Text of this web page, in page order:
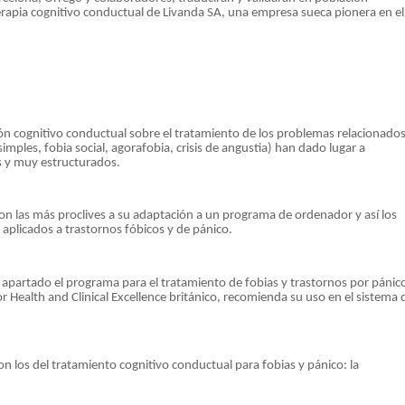
cognitivo conductual de Livanda SA, una empresa sueca pionera en el
cognitivo conductual sobre el tratamiento de los problemas relacionados
fobia social, agorafobia, crisis de angustia) han dado lugar a
y muy estructurados.
las más proclives a su adaptación a un programa de ordenador y así los
a trastornos fóbicos y de pánico.
el programa para el tratamiento de fobias y trastornos por
and Clinical Excellence británico, recomienda su uso en el sistema
los del tratamiento cognitivo conductual para fobias y pánico: la